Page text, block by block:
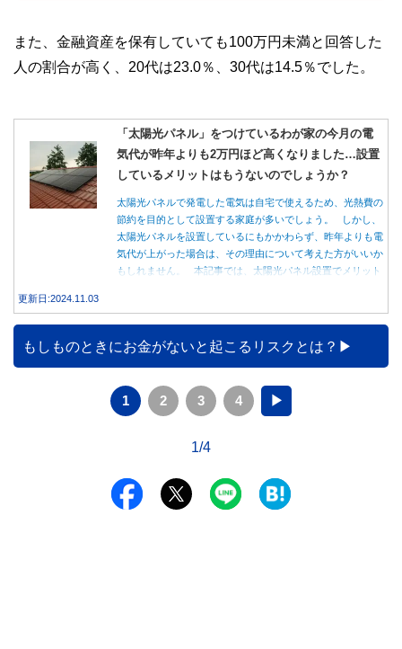
また、金融資産を保有していても100万円未満と回答した
人の割合が高く、20代は23.0％、30代は14.5％でした。
「太陽光パネル」をつけているわが家の今月の電
気代が昨年よりも2万円ほど高くなりました…設置
しているメリットはもうないのでしょうか？
太陽光パネルで発電した電気は自宅で使えるため、光熱費の
節約を目的として設置する家庭が多いでしょう。 しかし、
太陽光パネルを設置しているにもかかわらず、昨年よりも電
気代が上がった場合は、その理由について考えた方がいいか
もしれません。 本記事では、太陽光パネル設置でメリット
更新日:2024.11.03
もしものときにお金がないと起こるリスクとは？
1 2 3 4 ▶
1/4